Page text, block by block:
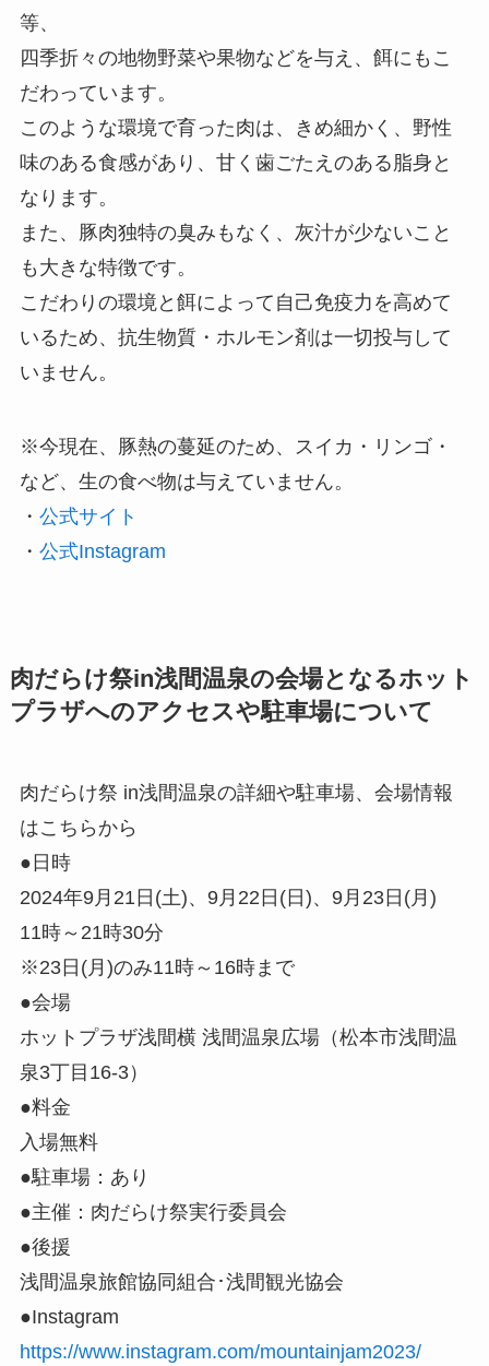
等、
四季折々の地物野菜や果物などを与え、餌にもこ
だわっています。
このような環境で育った肉は、きめ細かく、野性
味のある食感があり、甘く歯ごたえのある脂身と
なります。
また、豚肉独特の臭みもなく、灰汁が少ないこと
も大きな特徴です。
こだわりの環境と餌によって自己免疫力を高めて
いるため、抗生物質・ホルモン剤は一切投与して
いません。
※今現在、豚熱の蔓延のため、スイカ・リンゴ・
など、生の食べ物は与えていません。
・ 公式サイト
・ 公式Instagram
肉だらけ祭in浅間温泉の会場となるホット
プラザへのアクセスや駐車場について
肉だらけ祭 in浅間温泉の詳細や駐車場、会場情報
はこちらから
●日時
2024年9月21日(土)、9月22日(日)、9月23日(月)
11時～21時30分
※23日(月)のみ11時～16時まで
●会場
ホットプラザ浅間横 浅間温泉広場（松本市浅間温
泉3丁目16-3）
●料金
入場無料
●駐車場：あり
●主催：肉だらけ祭実行委員会
●後援
浅間温泉旅館協同組合･浅間観光協会
●Instagram
https://www.instagram.com/mountainjam2023/